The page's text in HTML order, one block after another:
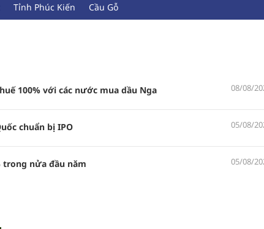
Tỉnh Phúc Kiến Cầu Gỗ
100% với các nước mua dầu Nga 08/08/
chuẩn bị IPO 05/08/
trong nửa đầu năm 05/08/